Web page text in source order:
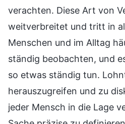
verachten. Diese Art von
weitverbreitet und tritt in
Menschen und im Alltag
ständig beobachten, und
so etwas ständig tun.
herauszugreifen und zu
jeder Mensch in die Lage